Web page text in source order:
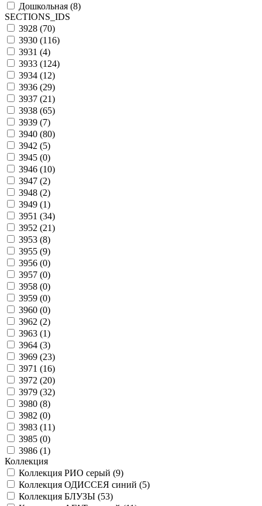
Дошкольная (8)
SECTIONS_IDS
3928 (70)
3930 (116)
3931 (4)
3933 (124)
3934 (12)
3936 (29)
3937 (21)
3938 (65)
3939 (7)
3940 (80)
3942 (5)
3945 (0)
3946 (10)
3947 (2)
3948 (2)
3949 (1)
3951 (34)
3952 (21)
3953 (8)
3955 (9)
3956 (0)
3957 (0)
3958 (0)
3959 (0)
3960 (0)
3962 (2)
3963 (1)
3964 (3)
3969 (23)
3971 (16)
3972 (20)
3979 (32)
3980 (8)
3982 (0)
3983 (11)
3985 (0)
3986 (1)
Коллекция
Коллекция РИО серый (9)
Коллекция ОДИССЕЯ синий (5)
Коллекция БЛУЗЫ (53)